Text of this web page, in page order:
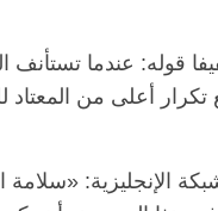
عندما تستأنف
أعلى من المعتاد
الإنجليزية: